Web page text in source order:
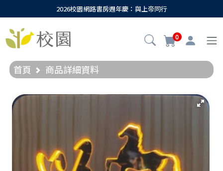
2026校園網路書房週年慶：與上帝同行
0
首頁 商品詳細資料